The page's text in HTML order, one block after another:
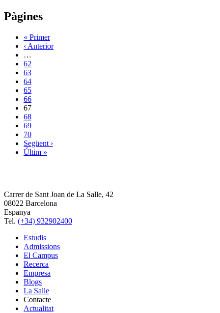
Pàgines
« Primer
‹ Anterior
…
62
63
64
65
66
67
68
69
70
Següent ›
Últim »
Carrer de Sant Joan de La Salle, 42
08022 Barcelona
Espanya
Tel. (+34) 932902400
Estudis
Admissions
El Campus
Recerca
Empresa
Blogs
La Salle
Contacte
Actualitat